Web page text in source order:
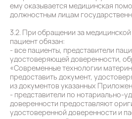
ему оказывается медицинская
должностным лицам
3.2. При обращении за
пациент обязан:
- все пациенты, представители
удостоверяющей доверенности,
«Современные технологии
предоставить документ,
из документов указанных
- представители по нотариально-
доверенности предоставляют
удостоверенной доверенности и